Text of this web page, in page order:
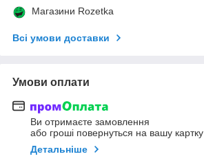
Магазини Rozetka
Всі умови доставки
Умови оплати
Ви отримаєте замовлення
або гроші повернуться на вашу картку
Детальніше